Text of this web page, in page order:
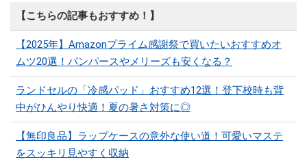
【こちらの記事もおすすめ！】
【2025年】Amazonプライム感謝祭で買いたいおすすめオ
ムツ20選！パンパースやメリーズも安くなる？
ランドセルの「冷感パッド」おすすめ12選！登下校時も背
中がひんやり快適！夏の暑さ対策に◎
【無印良品】ラップケースの意外な使い道！可愛いマステ
をスッキリ見やすく収納